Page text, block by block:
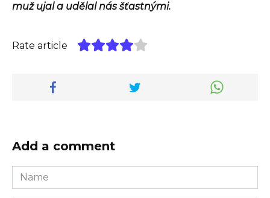
muž ujal a udělal nás šťastnými.
Rate article
Add a comment
Name
*